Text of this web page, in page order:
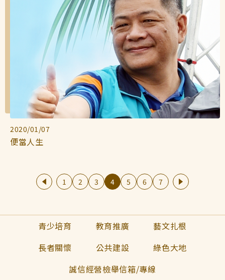
2020/01/07
便當人生
1 2 3 4 5 6 7
青少培育 教育推廣
藝文扎根
長者關懷
公共建設
綠色大地
誠信經營檢舉信箱/專線